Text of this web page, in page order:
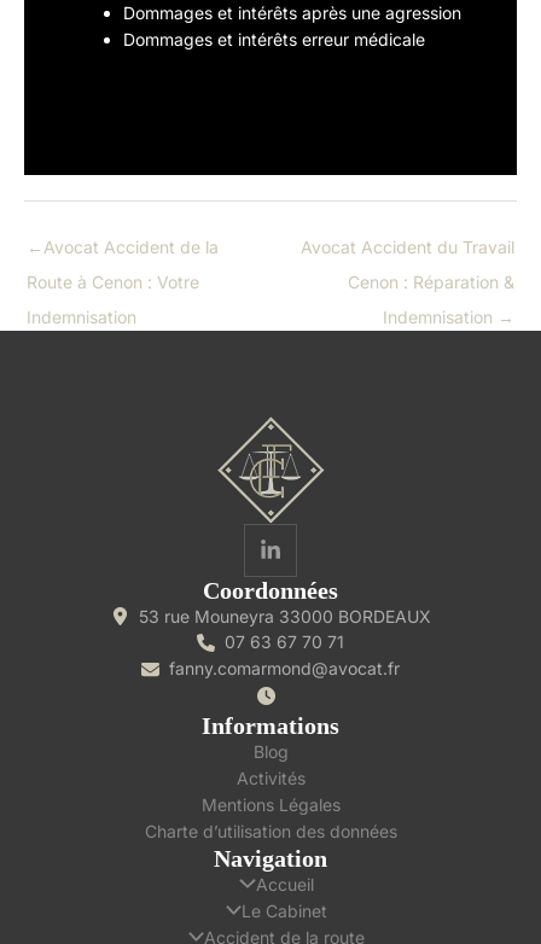
Dommages et intérêts après une agression
Dommages et intérêts erreur médicale
← Avocat Accident de la
Route à Cenon : Votre
Indemnisation
Avocat Accident du Travail
Cenon : Réparation &
Indemnisation →
Coordonnées
53 rue Mouneyra 33000 BORDEAUX
07 63 67 70 71
fanny.comarmond@avocat.fr
Informations
Blog
Activités
Mentions Légales
Charte d’utilisation des données
Navigation
Accueil
Le Cabinet
Accident de la route